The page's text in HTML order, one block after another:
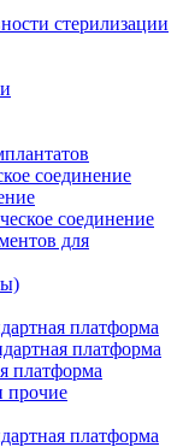
стерилизации
соединение
соединение
для
платформа
платформа
платформа
прочие
платформа